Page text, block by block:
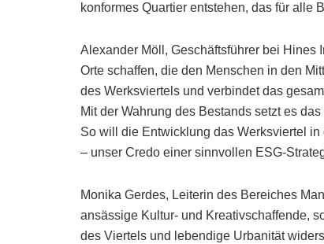
konformes Quartier entstehen, das für alle
Alexander Möll, Geschäftsführer bei Hines
Orte schaffen, die den Menschen in den
des Werksviertels und verbindet das
Mit der Wahrung des Bestands setzt es
So will die Entwicklung das Werksviertel
– unser Credo einer sinnvollen ESG-
Monika Gerdes, Leiterin des Bereiches
ansässige Kultur- und Kreativschaffende,
des Viertels und lebendige Urbanität